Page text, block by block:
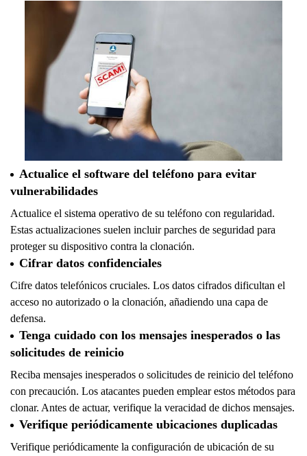
Actualice el software del teléfono para evitar
vulnerabilidades
Actualice el sistema operativo de su teléfono con regularidad.
Estas actualizaciones suelen incluir parches de seguridad para
proteger su dispositivo contra la clonación.
Cifrar datos confidenciales
Cifre datos telefónicos cruciales. Los datos cifrados dificultan el
acceso no autorizado o la clonación, añadiendo una capa de
defensa.
Tenga cuidado con los mensajes inesperados o las
solicitudes de reinicio
Reciba mensajes inesperados o solicitudes de reinicio del teléfono
con precaución. Los atacantes pueden emplear estos métodos para
clonar. Antes de actuar, verifique la veracidad de dichos mensajes.
Verifique periódicamente ubicaciones duplicadas
Verifique periódicamente la configuración de ubicación de su